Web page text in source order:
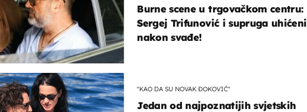
Burne scene u trgovačkom centru:
Sergej Trifunović i supruga uhićeni
nakon svađe!
"KAO DA SU NOVAK ĐOKOVIĆ"
Jedan od najpoznatijih svjetskih